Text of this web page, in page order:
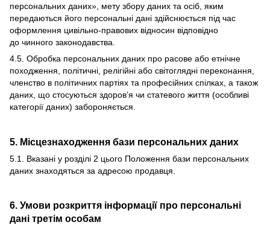
персональних даних», мету збору даних та осіб, яким
передаються його персональні дані здійснюється під час
оформлення цивільно-правових відносин відповідно
до чинного законодавства.
4.5. Обробка персональних даних про расове або етнічне
походження, політичні, релігійні або світоглядні переконання,
членство в політичних партіях та професійних спілках, а також
даних, що стосуються здоров’я чи статевого життя (особливі
категорії даних) забороняється.
5. Місцезнаходження бази персональних даних
5.1. Вказані у розділі 2 цього Положення бази персональних
даних знаходяться за адресою продавця.
6. Умови розкриття інформації про персональні
дані третім особам